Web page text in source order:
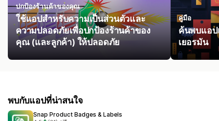
ปกป้องร้านค้าของคุณ
ใช้แอปสำหรับความเป็นส่วนตัวและ
ความปลอดภัยเพื่อปกป้องร้านค้าของ
คุณ (และลูกค้า) ให้ปลอดภัย
คู่มือ
ค้นพบแอป
เยอรมัน
พบกับแอปที่น่าสนใจ
Snap Product Badges & Labels